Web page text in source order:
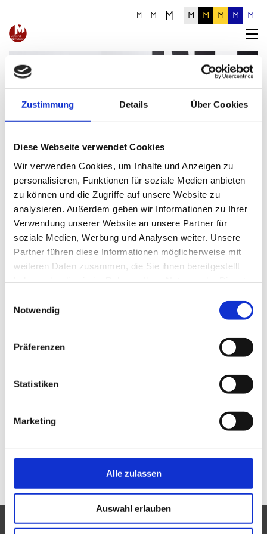
Zustimmung Details Über Cookies
Diese Webseite verwendet Cookies
Wir verwenden Cookies, um Inhalte und Anzeigen zu
personalisieren, Funktionen für soziale Medien anbieten
zu können und die Zugriffe auf unsere Website zu
analysieren. Außerdem geben wir Informationen zu Ihrer
Verwendung unserer Website an unsere Partner für
soziale Medien, Werbung und Analysen weiter. Unsere
Partner führen diese Informationen möglicherweise mit
weiteren Daten zusammen, die Sie ihnen bereitgestellt
Notwendig
Präferenzen
Statistiken
Marketing
Alle zulassen
Auswahl erlauben
M M M M M M M M
Detailinformationen zum Artikel
​CD Rieder Symphonie von Franz Xaver Frenzel. Festliche
Symphonie in B. Brucknerorchester Linz. Dirigent: Dennis Russell
Zurück
Newsletter Presse Links Impressum Datenschutz AGB